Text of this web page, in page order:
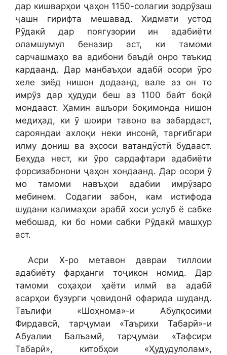
дар кишварҳои ҷаҳон 1150-солагии зодрӯзаш
ҷашн гирифта мешавад. Хидмати устод
Рӯдакӣ дар поягузории ин адабиёти
оламшумул беназир аст, ки тамоми
сарчашмаҳо ва адибони баъдӣ онро таъкид
кардаанд. Дар манбаъҳои адабӣ осори ӯро
хеле зиёд нишон додаанд, вале аз он то
имрӯз дар ҳудуди беш аз 1100 байт боқӣ
мондааст. Ҳамин ашъори боқимонда нишон
медиҳад, ки ӯ шоири тавоно ва забардаст,
сарояндаи ахлоқи неки инсонӣ, тарғибгари
илму дониш ва эҳсоси ватандӯстӣ будааст.
Беҳуда нест, ки ӯро сардафтари адабиёти
форсизабонони ҷаҳон хондаанд. Дар осори ӯ
мо тамоми навъҳои адабии имрӯзаро
мебинем. Содагии забон, кам истифода
шудани калимаҳои арабӣ хоси услуб ё сабке
мебошад, ки бо номи сабки Рӯдакӣ машҳур
аст.
Асри Х-ро метавон давраи тиллоии
адабиёту фарҳанги тоҷикон номид. Дар
тамоми соҳаҳои ҳаёти илмӣ ва адабӣ
асарҳои бузурги ҷовидонӣ офарида шуданд.
Таълифи «Шоҳнома»-и Абулқосими
Фирдавсӣ, тарҷумаи «Таърихи Табарӣ»-и
Абуалии Балъамӣ, тарҷумаи «Тафсири
Табарӣ», китобҳои «Ҳудудулолам»,